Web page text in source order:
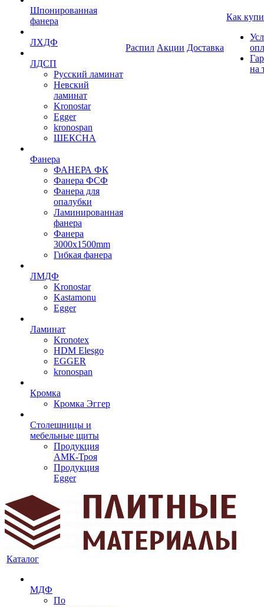
Шпонированная
фанера
ЛХДФ
ЛДСП
Русский ламинат
Невский
ламинат
Kronostar
Egger
kronospan
ШЕКСНА
Фанера
ФАНЕРА ФК
Фанера ФСФ
Фанера для
опалубки
Ламинированная
фанера
Фанера
3000х1500mm
Гибкая фанера
ЛМДФ
Kronostar
Kastamonu
Egger
Ламинат
Kronotex
HDM Elesgo
EGGER
kronospan
Кромка
Кромка Эггер
Столешницы и
мебельные щиты
Продукция
АМК-Троя
Продукция
Egger
Распил Акции Доставка
Как
на
Каталог
МДФ
По